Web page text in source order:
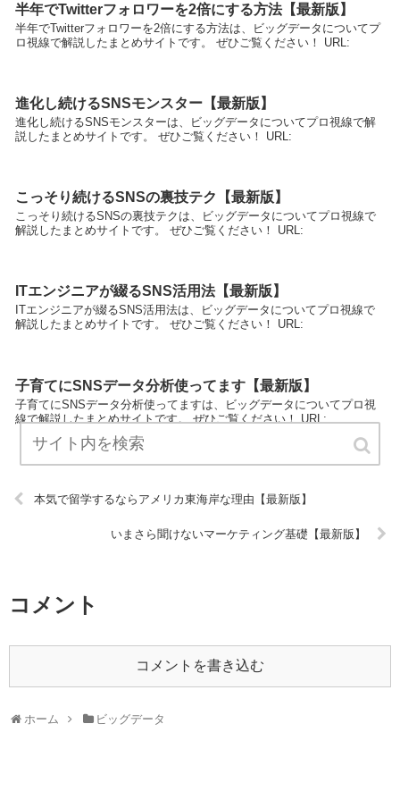
半年でTwitterフォロワーを2倍にする方法【最新版】
半年でTwitterフォロワーを2倍にする方法は、ビッグデータについてプ
ロ視線で解説したまとめサイトです。 ぜひご覧ください！ URL:
進化し続けるSNSモンスター【最新版】
進化し続けるSNSモンスターは、ビッグデータについてプロ視線で解
説したまとめサイトです。 ぜひご覧ください！ URL:
こっそり続けるSNSの裏技テク【最新版】
こっそり続けるSNSの裏技テクは、ビッグデータについてプロ視線で
解説したまとめサイトです。 ぜひご覧ください！ URL:
ITエンジニアが綴るSNS活用法【最新版】
ITエンジニアが綴るSNS活用法は、ビッグデータについてプロ視線で
解説したまとめサイトです。 ぜひご覧ください！ URL:
子育てにSNSデータ分析使ってます【最新版】
子育てにSNSデータ分析使ってますは、ビッグデータについてプロ視
線で解説したまとめサイトです。 ぜひご覧ください！ URL:
本気で留学するならアメリカ東海岸な理由【最新版】
いまさら聞けないマーケティング基礎【最新版】
コメント
コメントを書き込む
ホーム ビッグデータ